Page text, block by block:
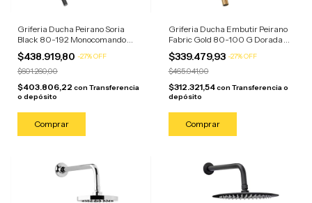
Griferia Ducha Peirano Soria
Black 80-192 Monocomando
Negro Negro Mate
$438.919,80 -27%OFF
$601.260,00
$403.806,22 con Transferencia
o depósito
Griferia Ducha Embutir Peirano
Fabric Gold 80-100 G Dorada
Dorado Mate
$339.479,93 -27%OFF
$465.041,00
$312.321,54con Transferencia o
depósito